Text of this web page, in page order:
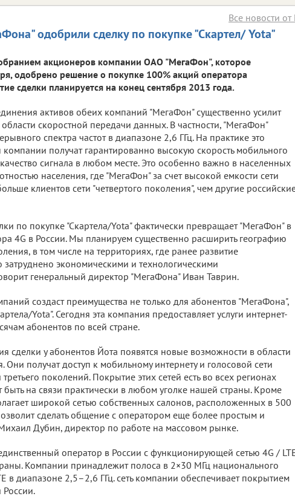
одобрили сделку по покупке "Скартел/ Yota"
Все новости
акционеров компании ОАО "МегаФон", которое
одобрено решение о покупке 100% акций оператора
сделки планируется на конец сентября 2013 года.
активов обеих компаний "МегаФон" существенно усилит
скоростной передачи данных. В частности, "МегаФон"
спектра частот в диапазоне 2,6 ГГц. На практике это
компании получат гарантированно высокую скорость мобильного
сигнала в любом месте. Это особенно важно в населенных
населения, где "МегаФон" за счет высокой емкости сети
клиентов сети "четвертого поколения", чем другие
по покупке "Скартела/Yota" фактически превращает "МегаФон" в
4G в России. Мы планируем существенно расширить географию
в том числе на территориях, где ранее развитие
экономическими и технологическими
генеральный директор "МегаФона" Иван Таврин.
создаст преимущества не только для абонентов "МегаФона",
Yota". Сегодня эта компания предоставляет услуги интернет-
абонентов по всей стране.
сделки у абонентов Йота появятся новые возможности в области
Они получат доступ к мобильному интернету и голосовой сети
поколений. Покрытие этих сетей есть во всех регионах
быть на связи практически в любом уголке нашей страны. Кроме
широкой сетью собственных салонов, расположенных в 500
сделать общение с оператором еще более простым и
Дубин, директор по работе на массовом рынке.
оператор в России с функционирующей сетью 4G /
Компании принадлежит полоса в 2×30 МГц национального
в диапазоне 2,5–2,6 ГГц. сеть компании обеспечивает покрытием
России.